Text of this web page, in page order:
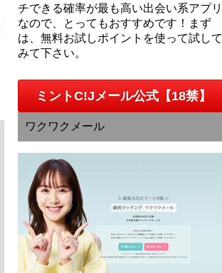
チできる確率が最も高い出会い系アプリ
なので、とってもおすすめです！まず
は、無料お試しポイントを使って試して
みて下さい。
ミントC!Jメール公式【18禁】
ワクワクメール